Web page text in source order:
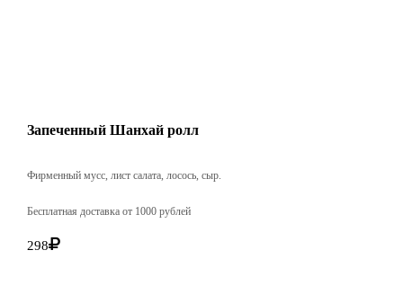
Запеченный Шанхай ролл
Фирменный мусс, лист салата, лосось, сыр.
Бесплатная доставка от 1000 рублей
298